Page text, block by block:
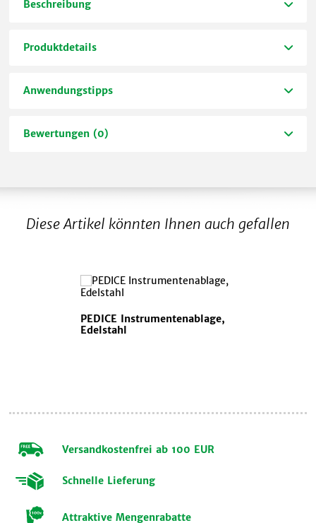
Beschreibung
Produktdetails
Anwendungstipps
Bewertungen (0)
Diese Artikel könnten Ihnen auch gefallen
PEDICE Instrumentenablage,
Edelstahl
Versandkostenfrei ab 100 EUR
Schnelle Lieferung
Attraktive Mengenrabatte